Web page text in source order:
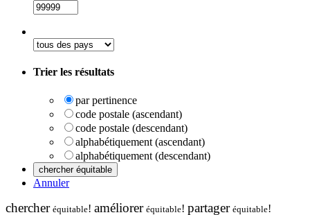
Trier les résultats
par pertinence
code postale (ascendant)
code postale (descendant)
alphabétiquement (ascendant)
alphabétiquement (descendant)
Annuler
chercher équitable! améliorer équitable! partager équitable!